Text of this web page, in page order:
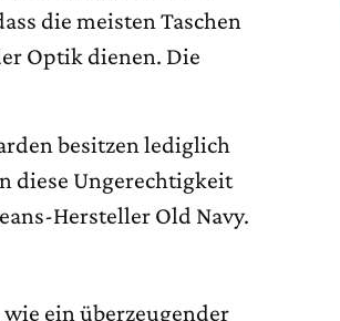
die meisten Taschen
Optik dienen. Die
besitzen lediglich
diese Ungerechtigkeit
Hersteller Old Navy.
ein überzeugender